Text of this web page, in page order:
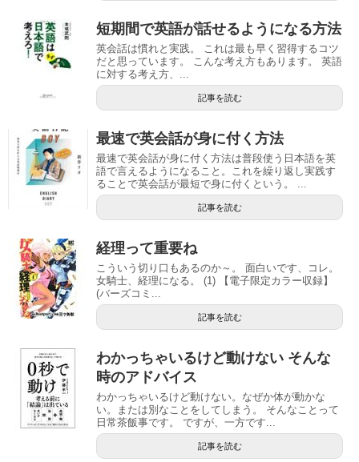
短期間で英語が話せるようになる方法
英会話は慣れと実践。 これは最も早く習得するコツ
だと思っています。 こんな考え方もあります。 英語
に対する考え方、...
記事を読む
最速で英会話が身に付く方法
最速で英会話が身に付く方法は普段使う日本語を英
語で言えるようになること。これを繰り返し実践す
ることで英会話が最短で身に付くという。 ...
記事を読む
経理って重要ね
こういう切り口もあるのか～。 面白いです、コレ。
女騎士、経理になる。 (1) 【電子限定カラー収録】
(バーズコミ...
記事を読む
わかっちゃいるけど動けない そんな
時のアドバイス
わかっちゃいるけど動けない。なぜか体が動かな
い。または別なことをしてしまう。 そんなことって
日常茶飯事です。 ですが、一方です...
記事を読む